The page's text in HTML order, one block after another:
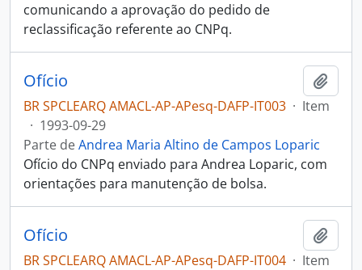
comunicando a aprovação do pedido de
reclassificação referente ao CNPq.
Ofício
BR SPCLEARQ AMACL-AP-APesq-DAFP-IT003 · Item
· 1993-09-29
Parte deAndrea Maria Altino de Campos Loparic
Ofício do CNPq enviado para Andrea Loparic, com
orientações para manutenção de bolsa.
Ofício
BR SPCLEARQ AMACL-AP-APesq-DAFP-IT004 · Item